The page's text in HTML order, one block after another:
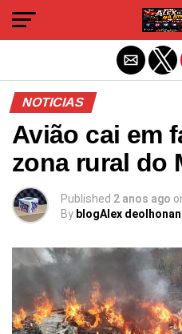
NOTICIAS
Avião cai em
zona rural do
Published 2 anos ago
By blogAlex
Sair da